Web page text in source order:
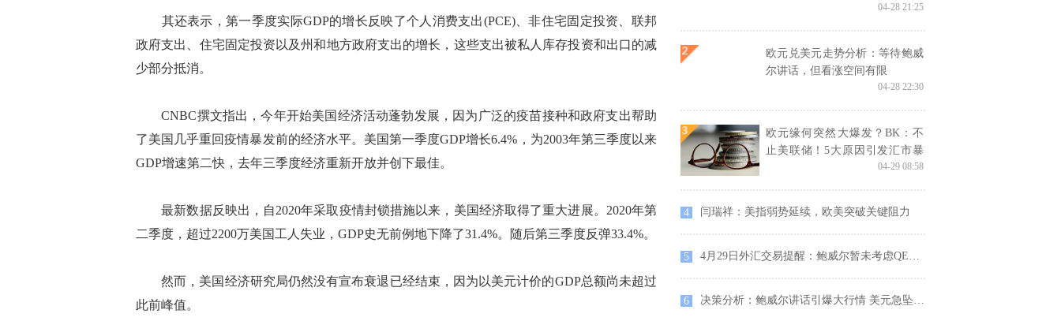
其还表示，第一季度实际GDP的增长反映了个人消费支出(PCE)、非住宅固定投资、联邦
政府支出、住宅固定投资以及州和地方政府支出的增长，这些支出被私人库存投资和出口的减
少部分抵消。
CNBC撰文指出，今年开始美国经济活动蓬勃发展，因为广泛的疫苗接种和政府支出帮助
了美国几乎重回疫情暴发前的经济水平。美国第一季度GDP增长6.4%，为2003年第三季度以来
GDP增速第二快，去年三季度经济重新开放并创下最佳。
最新数据反映出，自2020年采取疫情封锁措施以来，美国经济取得了重大进展。2020年第
二季度，超过2200万美国工人失业，GDP史无前例地下降了31.4%。随后第三季度反弹33.4%。
然而，美国经济研究局仍然没有宣布衰退已经结束，因为以美元计价的GDP总额尚未超过
此前峰值。
04-28 21:25
欧元兑美元走势分析：等待鲍威
尔讲话，但看涨空间有限
04-28 22:30
欧元缘何突然大爆发？BK：不
止美联储！5大原因引发汇市暴
04-29 08:58
4 闫瑞祥：美指弱势延续，欧美突破关键阻力
5 4月29日外汇交易提醒：鲍威尔暂未考虑QE减码，美元走低，加元创逾三年新高
6 决策分析：鲍威尔讲话引爆大行情 美元急坠、黄金暴拉 美GDP将成美多头“救命稻草”？